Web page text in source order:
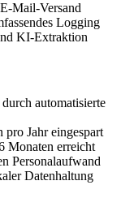
Mail-Versand
Logging
KI-Extraktion
automatisierte
Jahr eingespart
Monaten erreicht
Personalaufwand
Datenhaltung